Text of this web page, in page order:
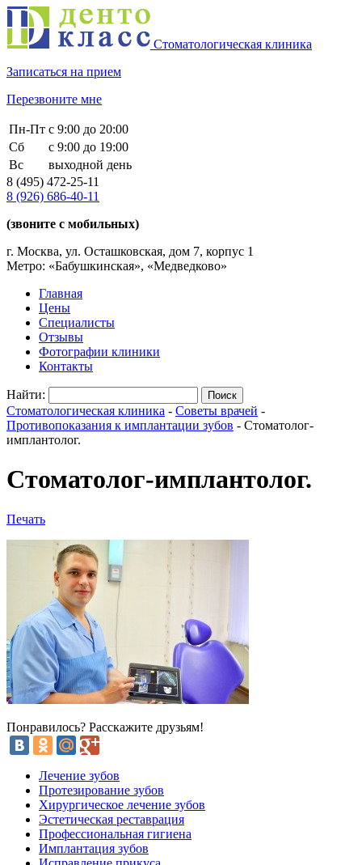
Стоматологическая клиника
Записаться на прием
Перезвоните мне
Пн-Пт с 9:00 до 20:00
Сб
с 9:00 до 19:00
Вс
выходной день
8 (495) 472-25-11
8 (926) 686-40-11
(звоните с мобильных)
г. Москва, ул. Осташковская, дом 7, корпус 1
Метро: «Бабушкинская», «Медведково»
Главная
Цены
Специалисты
Отзывы
Фотографии клиники
Контакты
Найти:
Стоматологическая клиника - Советы врачей -
Противопоказания к имплантации зубов - Стоматолог-
имплантолог.
Стоматолог-имплантолог.
Печать
Понравилось? Расскажите друзьям!
Лечение зубов
Протезирование зубов
Хирургическое лечение зубов
Эстетическая реставрация
Профессиональная гигиена
Имплантация зубов